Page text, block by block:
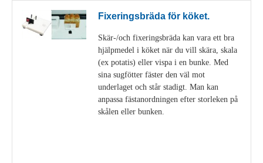
Fixeringsbräda för köket.
Skär-/och fixeringsbräda kan vara ett bra
hjälpmedel i köket när du vill skära, skala
(ex potatis) eller vispa i en bunke. Med
sina sugfötter fäster den väl mot
underlaget och står stadigt. Man kan
anpassa fästanordningen efter storleken på
skålen eller bunken.